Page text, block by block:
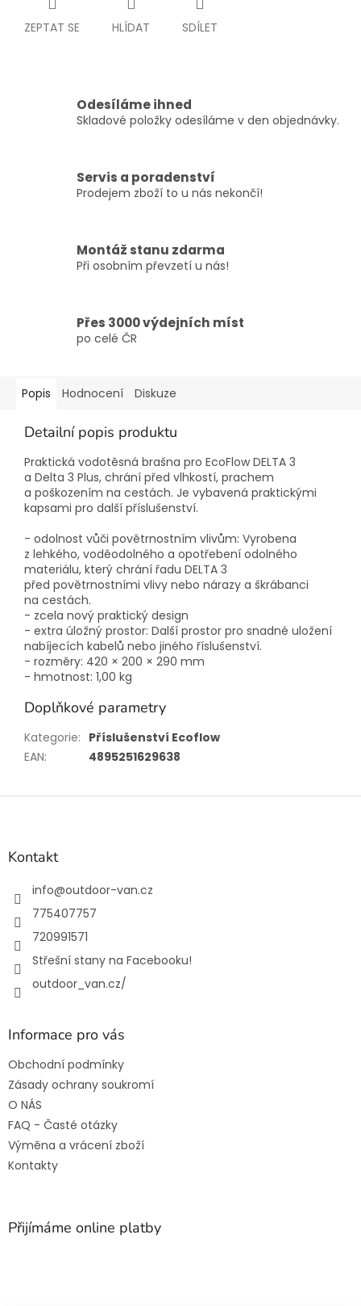
ZEPTAT SE HLÍDAT SDÍLET
Odesíláme ihned
Skladové položky odesíláme v den objednávky.
Servis a poradenství
Prodejem zboží to u nás nekončí!
Montáž stanu zdarma
Při osobním převzetí u nás!
Přes 3000 výdejních míst
po celé ČR
Popis Hodnocení Diskuze
Detailní popis produktu
Praktická vodotěsná brašna pro EcoFlow DELTA 3
a Delta 3 Plus, chrání před vlhkostí, prachem
a poškozením na cestách. Je vybavená praktickými
kapsami pro další příslušenství.
- odolnost vůči povětrnostním vlivům: Vyrobena
z lehkého, voděodolného a opotřebení odolného
materiálu, který chrání řadu DELTA 3
před povětrnostními vlivy nebo nárazy a škrábanci
na cestách.
- zcela nový praktický design
- extra úložný prostor: Další prostor pro snadné uložení
nabíjecích kabelů nebo jiného říslušenství.
- rozměry: 420 × 200 × 290 mm
- hmotnost: 1,00 kg
Doplňkové parametry
Kategorie: Příslušenství Ecoflow
EAN: 4895251629638
Z
Kontakt
info@outdoor-van.cz
775407757
720991571
Střešní stany na Facebooku!
outdoor_van.cz/
Informace pro vás
Obchodní podmínky
Zásady ochrany soukromí
O NÁS
FAQ - Časté otázky
Výměna a vrácení zboží
Kontakty
Přijímáme online platby